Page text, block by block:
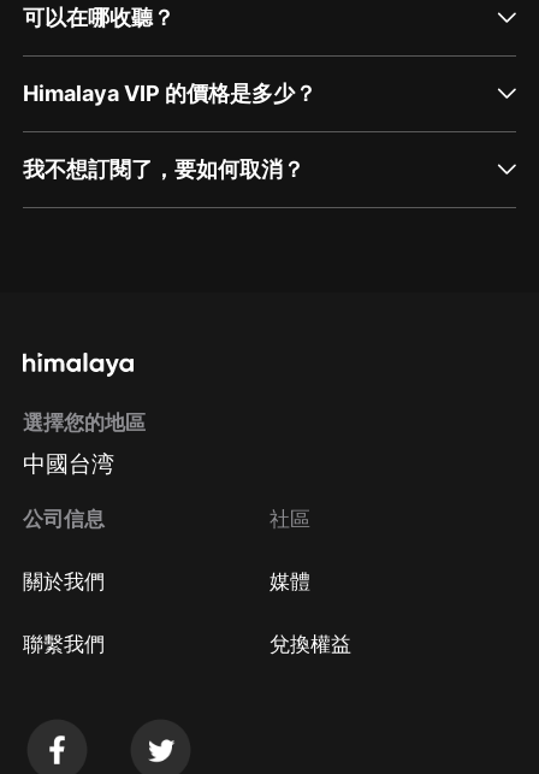
可以在哪收聽？
Himalaya VIP 的價格是多少？
我不想訂閱了，要如何取消？
方法 Google Play取消訂閱方法
選擇您的地區
中國台湾
公司信息
關於我們
聯繫我們
社區
媒體
兌換權益